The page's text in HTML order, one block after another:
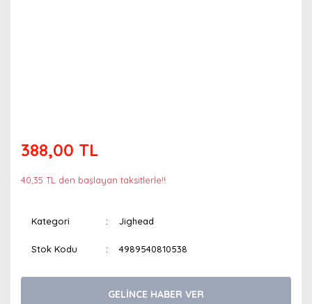
388,00 TL
40,35 TL den başlayan taksitlerle!!
Kategori Jighead
Stok Kodu 4989540810538
GELİNCE HABER VER